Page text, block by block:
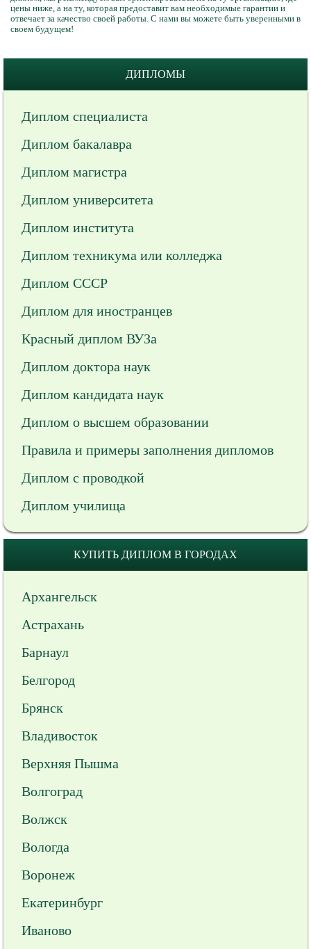
цены ниже, а на ту, которая предоставит вам необходимые гарантии и
отвечает за качество своей работы. С нами вы можете быть уверенными в
своем будущем!
ДИПЛОМЫ
Диплом специалиста
Диплом бакалавра
Диплом магистра
Диплом университета
Диплом института
Диплом техникума или колледжа
Диплом СССР
Диплом для иностранцев
Красный диплом ВУЗа
Диплом доктора наук
Диплом кандидата наук
Диплом о высшем образовании
Правила и примеры заполнения дипломов
Диплом с проводкой
Диплом училища
КУПИТЬ ДИПЛОМ В ГОРОДАХ
Архангельск
Астрахань
Барнаул
Белгород
Брянск
Владивосток
Верхняя Пышма
Волгоград
Волжск
Вологда
Воронеж
Екатеринбург
Иваново